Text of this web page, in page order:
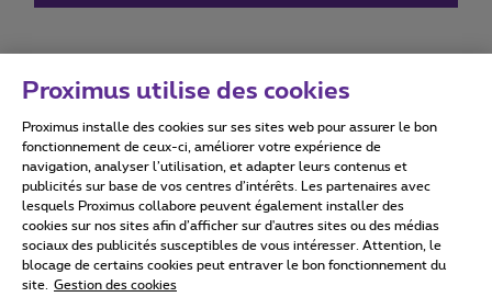
Conditions d'utilisation Accessibility statement
Tous droits réservés. © 2026 Proximus
Conditions générales, info consommateur
Proximus utilise des cookies
Proximus installe des cookies sur ses sites web pour assurer le bon
fonctionnement de ceux-ci, améliorer votre expérience de
navigation, analyser l’utilisation, et adapter leurs contenus et
publicités sur base de vos centres d’intérêts. Les partenaires avec
lesquels Proximus collabore peuvent également installer des
cookies sur nos sites afin d’afficher sur d'autres sites ou des médias
sociaux des publicités susceptibles de vous intéresser. Attention, le
blocage de certains cookies peut entraver le bon fonctionnement du
site.
Gestion des cookies